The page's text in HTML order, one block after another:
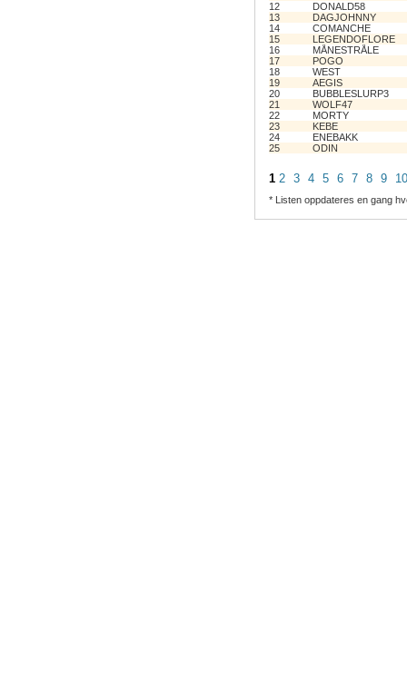
12
DONALD58
13
DAGJOHNNY
14
COMANCHE
15
LEGENDOFLORE
16
MÅNESTRÅLE
17
POGO
18
WEST
19
AEGIS
20
BUBBLESLURP3
21
WOLF47
22
MORTY
23
KEBE
24
ENEBAKK
25
ODIN
1 2 3 4 5 6 7 8 9 10
* Listen oppdateres en gang